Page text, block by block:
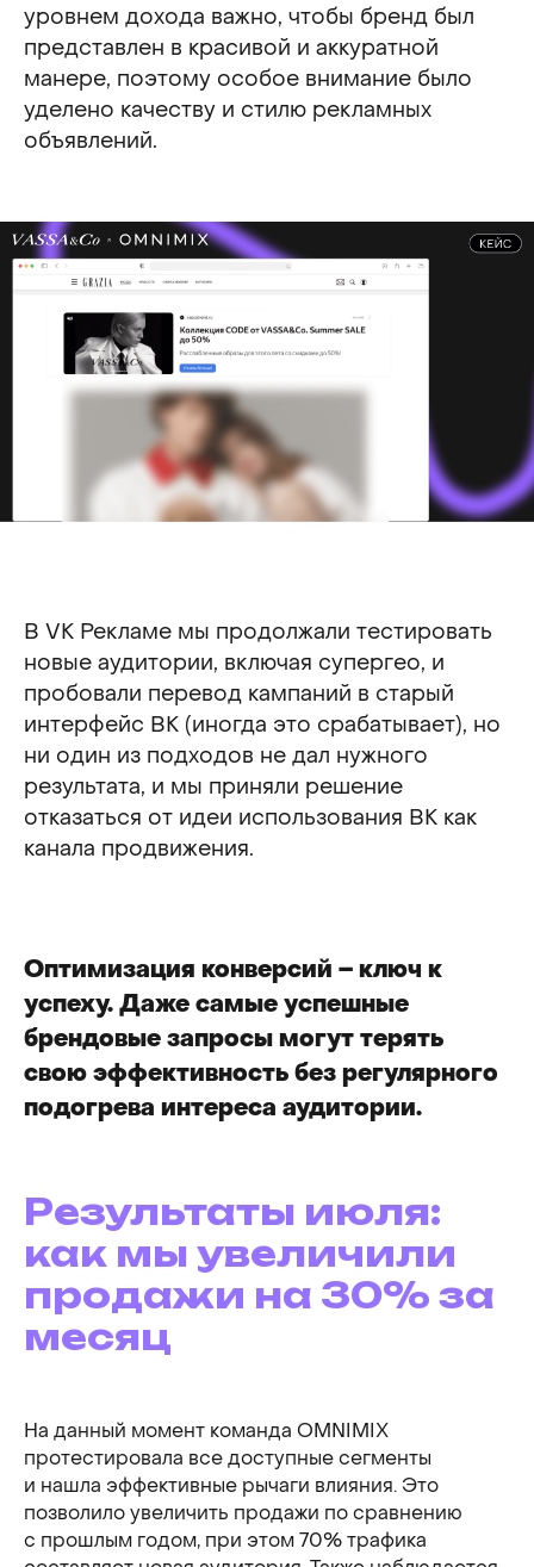
уровнем дохода важно, чтобы бренд был
представлен в красивой и аккуратной
манере, поэтому особое внимание было
уделено качеству и стилю рекламных
объявлений.
В VK Рекламе мы продолжали тестировать
новые аудитории, включая супергео, и
пробовали перевод кампаний в старый
интерфейс ВК (иногда это срабатывает), но
ни один из подходов не дал нужного
результата, и мы приняли решение
отказаться от идеи использования ВК как
канала продвижения.
Оптимизация конверсий – ключ к
успеху. Даже самые успешные
брендовые запросы могут терять
свою эффективность без регулярного
подогрева интереса аудитории.
Результаты июля:
как мы увеличили
продажи на 30% за
месяц
На данный момент команда OMNIMIX
протестировала все доступные сегменты
и нашла эффективные рычаги влияния. Это
позволило увеличить продажи по сравнению
с прошлым годом, при этом 70% трафика
Планируете
запуск
рекламы?
Расскажем, какие подходы работают в вашей
категории на опыте 100+ проектов агентства.
Подберем рекламные каналы, составим
медиаплан и презентацию стратегического
Отвечу в ближайшее время!
АндрейМайданник
КОММЕРЧЕСКИЙ ДИРЕКТОР
Я согласен получатьинформационную
рассылку
Обсудить проект